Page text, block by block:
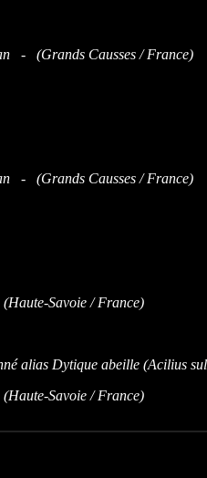
- (Grands Causses / France)
- (Grands Causses / France)
Savoie / France)
Savoie / France)